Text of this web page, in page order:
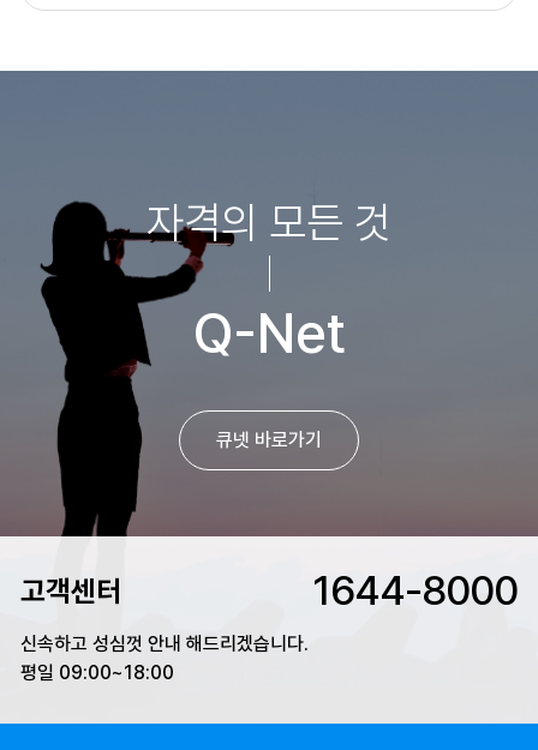
자격의 모든 것
Q-Net
큐넷 바로가기
고객센터 1644-8000
신속하고 성심껏 안내 해드리겠습니다.
평일 09:00~18:00